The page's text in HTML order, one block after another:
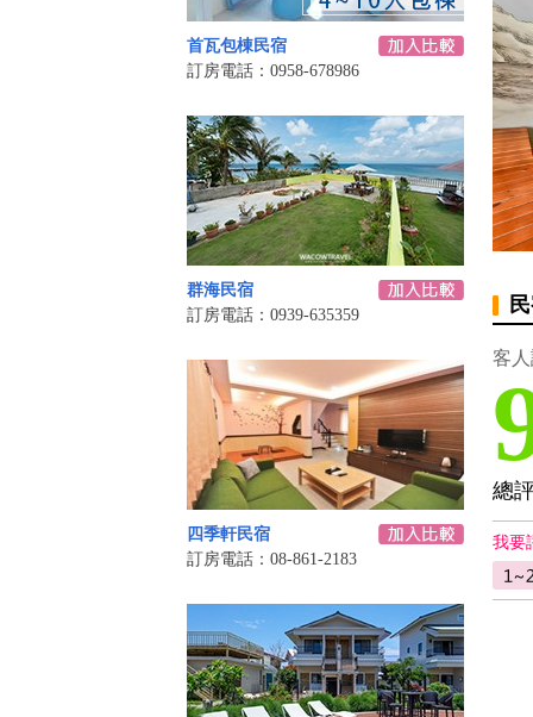
首瓦包棟民宿
訂房電話：0958-678986
群海民宿
訂房電話：0939-635359
四季軒民宿
訂房電話：08-861-2183
客
總
我要